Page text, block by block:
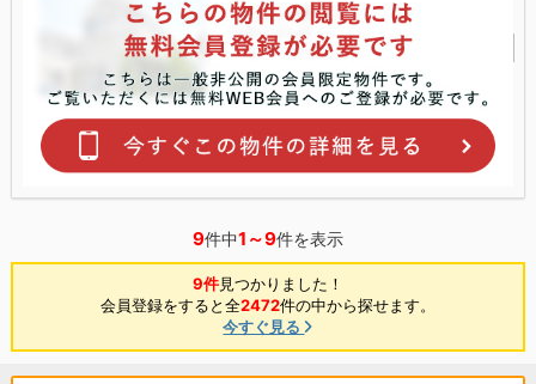
9件中1～9件を表示
9件見つかりました！
会員登録をすると全2472件の中から探せます。
今すぐ見る